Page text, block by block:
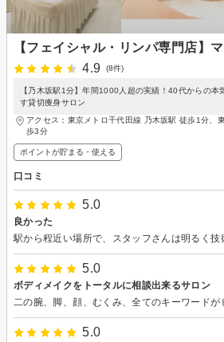
【フェイシャル・リンパ専門店】
4.9
(8件)
【乃木坂駅1分】年間1000人超の実績！40代からの本
す貸切痩身サロン
アクセス：東京メトロ千代田線 乃木坂駅 徒歩1分、
歩3分
ポイントが貯まる・使える
口コミ
5.0
良かった
5.0
ボディメイクをトータルに相談出来るサロン
5.0